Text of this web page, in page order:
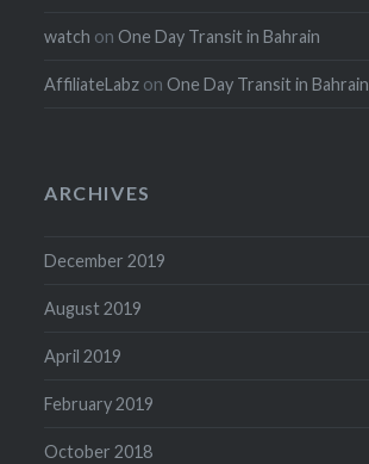
watch on One Day Transit in Bahrain
AffiliateLabz on One Day Transit in Bahrain
ARCHIVES
December 2019
August 2019
April 2019
February 2019
October 2018